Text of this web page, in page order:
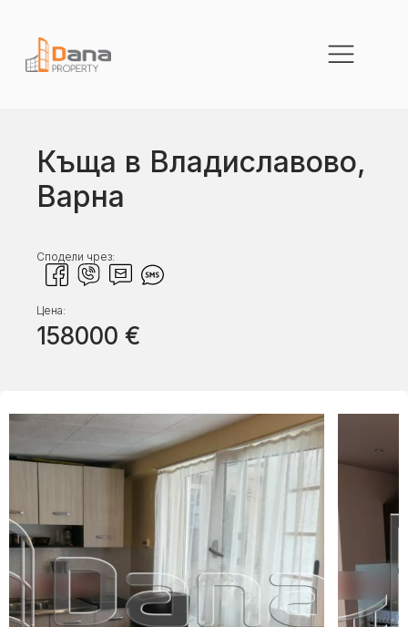
Къща в Владиславово,
Варна
Сподели чрез:
Цена:
158000 €